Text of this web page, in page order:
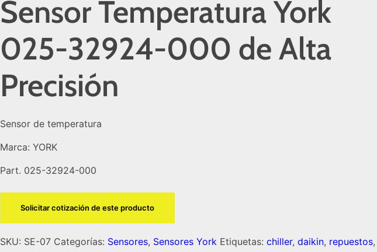
Sensor Temperatura York
025-32924-000 de Alta
Precisión
Sensor de temperatura
Marca: YORK
Part. 025-32924-000
Solicitar cotización de este producto
SKU: SE-07 Categorías: Sensores, Sensores York Etiquetas: chiller, daikin, repuestos,